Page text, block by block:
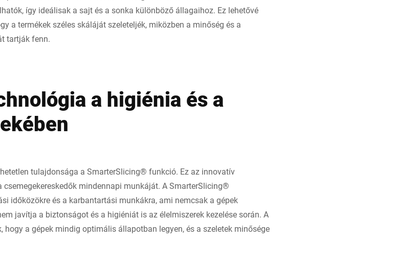
így ideálisak a sajt és a sonka különböző állagaihoz. Ez lehetővé
a termékek széles skáláját szeleteljék, miközben a minőség és a
tartják fenn.
a higiénia és a
tulajdonsága a SmarterSlicing® funkció. Ez az innovatív
mindennapi munkáját. A SmarterSlicing®
időközökre és a karbantartási munkákra, ami nemcsak a gépek
javítja a biztonságot és a higiéniát is az élelmiszerek kezelése során. A
hogy a gépek mindig optimális állapotban legyen, és a szeletek minősége